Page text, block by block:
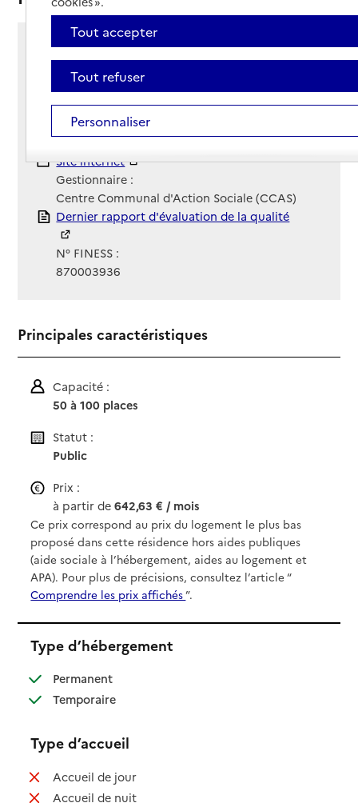
19 rue Émile Durkheim
87000 - Limoges
Téléphone :
05 55 01 28 24
Contact
Site Internet
Site internet
Gestionnaire :
Centre Communal d'Action Sociale (CCAS)
Rapport HAS
Dernier rapport d'évaluation de la qualité
N° FINESS :
870003936
Principales caractéristiques
Capacité :
50 à 100 places
Statut :
Public
Prix :
à partir de642,63 € / mois
Ce prix correspond au prix du logement le plus bas
proposé dans cette résidence hors aides publiques
(aide sociale à l’hébergement, aides au logement et
APA). Pour plus de précisions, consultez l’article “
Comprendre les prix affichés”.
Type d’hébergement
Permanent: disponible
Temporaire: disponible
Type d’accueil
Accueil de jour: non disponible
Accueil de nuit: non disponible
Tout accepter
Tout refuser
Personnaliser